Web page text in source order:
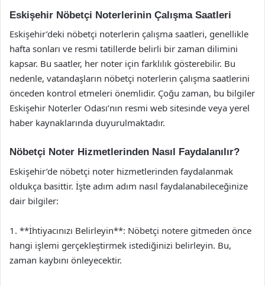
Eskişehir Nöbetçi Noterlerinin Çalışma Saatleri
Eskişehir’deki nöbetçi noterlerin çalışma saatleri, genellikle
hafta sonları ve resmi tatillerde belirli bir zaman dilimini
kapsar. Bu saatler, her noter için farklılık gösterebilir. Bu
nedenle, vatandaşların nöbetçi noterlerin çalışma saatlerini
önceden kontrol etmeleri önemlidir. Çoğu zaman, bu bilgiler
Eskişehir Noterler Odası’nın resmi web sitesinde veya yerel
haber kaynaklarında duyurulmaktadır.
Nöbetçi Noter Hizmetlerinden Nasıl Faydalanılır?
Eskişehir’de nöbetçi noter hizmetlerinden faydalanmak
oldukça basittir. İşte adım adım nasıl faydalanabileceğinize
dair bilgiler:
1. **İhtiyacınızı Belirleyin**: Nöbetçi notere gitmeden önce
hangi işlemi gerçekleştirmek istediğinizi belirleyin. Bu,
zaman kaybını önleyecektir.